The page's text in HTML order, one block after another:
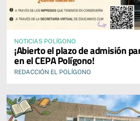
NOTICIAS POLÍGONO
¡Abierto el plazo de admisión
en el CEPA Polígono!
REDACCIÓN EL POLÍGONO